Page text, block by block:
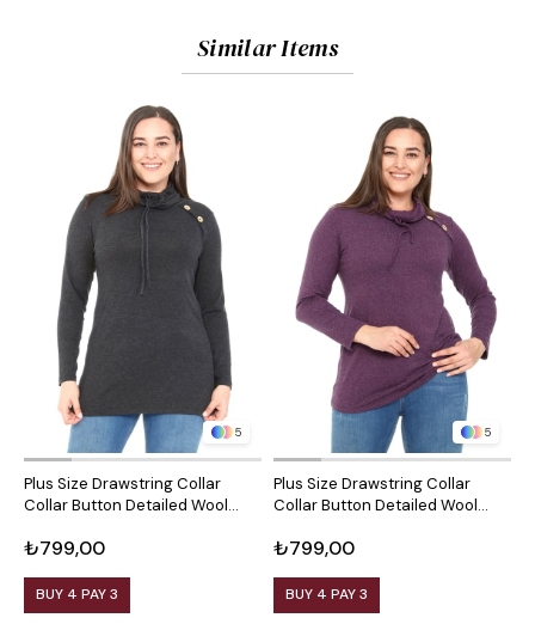
Similar Items
5
Plus Size Drawstring Collar
Collar Button Detailed Wool
₺799,00
BUY 4 PAY 3
5
Plus Size Drawstring Collar
Collar Button Detailed Wool
₺799,00
BUY 4 PAY 3